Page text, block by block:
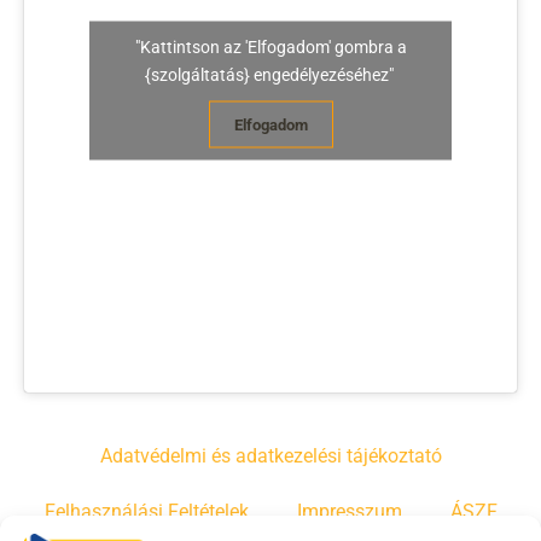
"Kattintson az 'Elfogadom' gombra a
{szolgáltatás} engedélyezéséhez"
Elfogadom
Adatvédelmi és adatkezelési tájékoztató
Felhasználási Feltételek Impresszum ÁSZF